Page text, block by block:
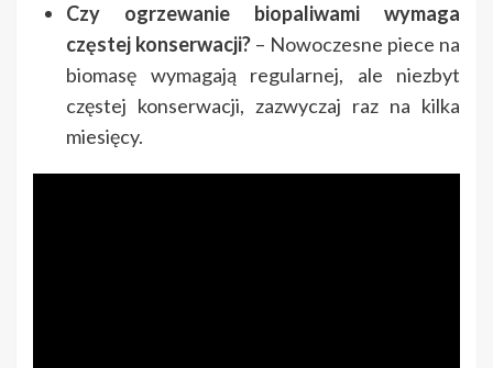
Czy ogrzewanie biopaliwami wymaga
częstej konserwacji? – Nowoczesne piece na
biomasę wymagają regularnej, ale niezbyt
częstej konserwacji, zazwyczaj raz na kilka
miesięcy.